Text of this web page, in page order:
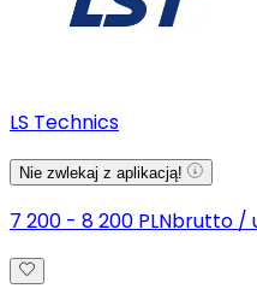
LS Technics
Nie zwlekaj z aplikacją!
7 200 - 8 200 PLNbrutto /